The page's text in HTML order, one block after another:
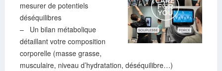
mesurer de potentiels
déséquilibres
– Un bilan métabolique
détaillant votre composition
corporelle (masse grasse,
musculaire, niveau d’hydratation, déséquilibre…)